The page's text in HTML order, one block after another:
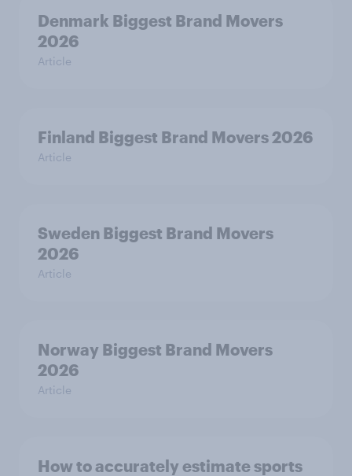
Denmark Biggest Brand Movers
2026
Article
Finland Biggest Brand Movers 2026
Article
Sweden Biggest Brand Movers
2026
Article
Norway Biggest Brand Movers
2026
Article
How to accurately estimate sports